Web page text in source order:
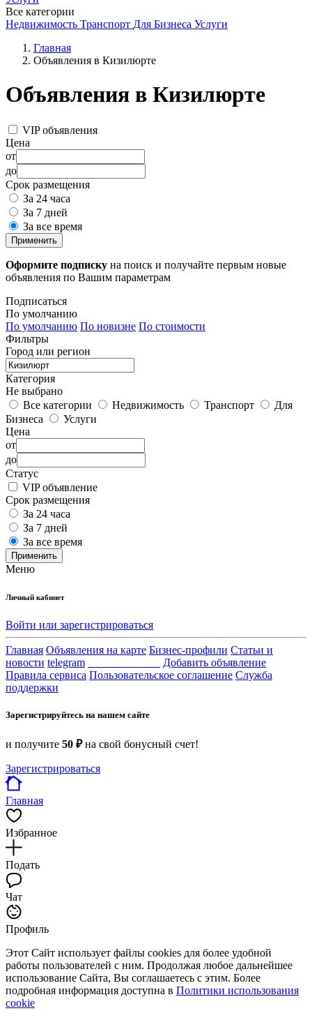
Все категории
Недвижимость Транспорт Для Бизнеса Услуги
Главная
Объявления в Кизилюрте
Объявления в Кизилюрте
VIP объявления
Цена
от
до
Срок размещения
За 24 часа
За 7 дней
За все время
Применить
Оформите подписку на поиск и получайте первым новые
объявления по Вашим параметрам
Подписаться
По умолчанию
По умолчанию По новизне По стоимости
Фильтры
Город или регион
Категория
Не выбрано
Все категории
Недвижимость Транспорт
Для
Бизнеса
Услуги
Цена
от
до
Статус
VIP объявление
Срок размещения
За 24 часа
За 7 дней
За все время
Применить
Меню
Личный кабинет
Войти или зарегистрироваться
Главная Объявления на карте Бизнес-профили Статьи и
новости telegram
Добавить объявление
Правила сервиса Пользовательское соглашение Служба
поддержки
Зарегистрируйтесь на нашем сайте
и получите 50 ₽на свой бонусный счет!
Зарегистрироваться
Главная
Избранное
Подать
Чат
Профиль
Этот Сайт использует файлы cookies для более удобной
работы пользователей с ним. Продолжая любое дальнейшее
использование Сайта, Вы соглашаетесь с этим. Более
подробная информация доступна в Политики использования
cookie